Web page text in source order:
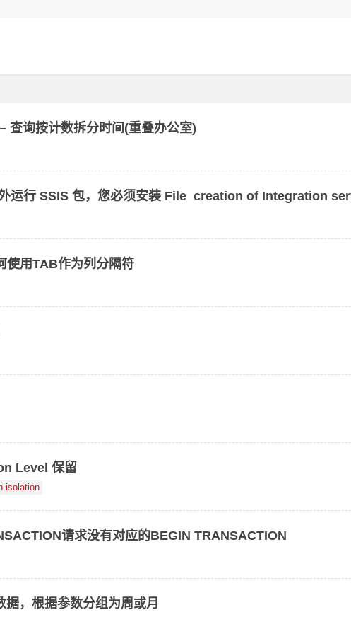
查询按计数拆分时间(重叠办公室)
运行 SSIS 包，您必须安装 File_creation of Integration
使用TAB作为列分隔符
Level 保留
isolation
请求没有对应的BEGIN TRANSACTION
，根据参数分组为周或月